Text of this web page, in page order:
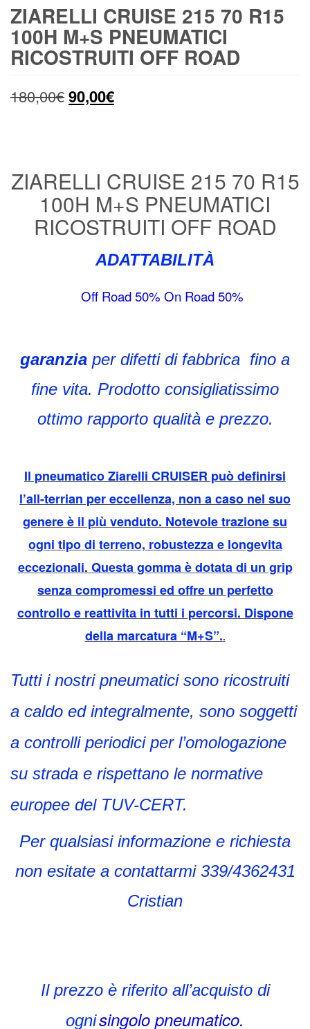
ZIARELLI CRUISE 215 70 R15
100H M+S PNEUMATICI
RICOSTRUITI OFF ROAD
180,00€Il
era:
180,00€.
90,00€Il
è:
90,00€.
ZIARELLI CRUISE 215 70 R15
100H M+S PNEUMATICI
RICOSTRUITI OFF ROAD
ADATTABILITÀ
Off Road 50% On Road 50%
garanzia per difetti di fabbrica fino a
fine vita. Prodotto consigliatissimo
ottimo rapporto qualità e prezzo.
Il pneumatico Ziarelli CRUISER può definirsi
l’all-terrian per eccellenza, non a caso nel suo
genere è il più venduto. Notevole trazione su
ogni tipo di terreno, robustezza e longevitа
eccezionali. Questa gomma è dotata di un grip
senza compromessi ed offre un perfetto
controllo e reattivitа in tutti i percorsi. Dispone
della marcatura “M+S”..
Tutti i nostri pneumatici sono ricostruiti
a caldo ed integralmente, sono soggetti
a controlli periodici per l’omologazione
su strada e rispettano le normative
europee del TUV-CERT.
Per qualsiasi informazione e richiesta
non esitate a contattarmi 339/4362431
Cristian
Il prezzo è riferito all’acquisto di
ognisingolo pneumatico.